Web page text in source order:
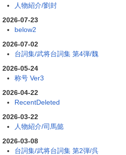
人物紹介/劉封
2026-07-23
below2
2026-07-02
台詞集/武将台詞集 第4弾/魏
2026-05-24
称号 Ver3
2026-04-22
RecentDeleted
2026-03-22
人物紹介/司馬懿
2026-03-08
台詞集/武将台詞集 第2弾/呉